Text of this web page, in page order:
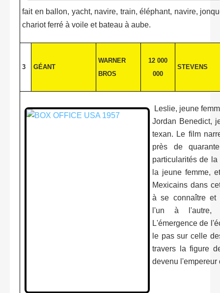
fait en ballon, yacht, navire, train, éléphant, navire,
chariot ferré à voile et bateau à aube.
3 GÉANT
WARNER
BROS
12 000
000
STEVENS
Leslie, jeune
Jordan Benedict,
texan. Le film
près de
particularités de
la jeune femme,
Mexicains dans
à se connaître et
l'un à l'autre,
L'émergence de
le pas sur celle
travers la figure
devenu l'empereur